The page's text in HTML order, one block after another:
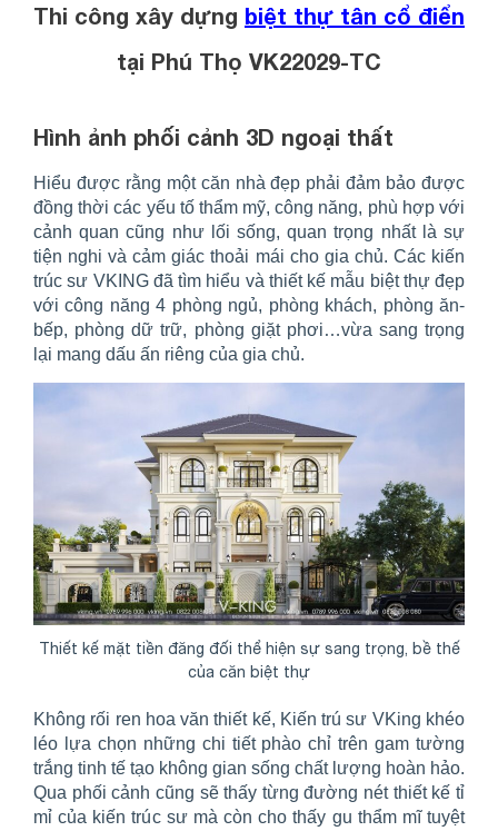
Thi công xây dựng biệt thự tân cổ điển
tại Phú Thọ VK22029-TC
Hình ảnh phối cảnh 3D ngoại thất
Hiểu được rằng một căn nhà đẹp phải đảm bảo được
đồng thời các yếu tố thẩm mỹ, công năng, phù hợp với
cảnh quan cũng như lối sống, quan trọng nhất là sự
tiện nghi và cảm giác thoải mái cho gia chủ. Các kiến
trúc sư VKING đã tìm hiểu và thiết kế mẫu biệt thự đẹp
với công năng 4 phòng ngủ, phòng khách, phòng ăn-
bếp, phòng dữ trữ, phòng giặt phơi…vừa sang trọng
lại mang dấu ấn riêng của gia chủ.
Thiết kế mặt tiền đăng đối thể hiện sự sang trọng, bề thế
của căn biệt thự
Không rối ren hoa văn thiết kế, Kiến trú sư VKing khéo
léo lựa chọn những chi tiết phào chỉ trên gam tường
trắng tinh tế tạo không gian sống chất lượng hoàn hảo.
Qua phối cảnh cũng sẽ thấy từng đường nét thiết kế tỉ
mỉ của kiến trúc sư mà còn cho thấy gu thẩm mĩ tuyệt